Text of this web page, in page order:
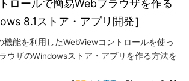
ロールで簡易Webブラウザを作る
8.1ストア・アプリ開発］
能を利用したWebViewコントロールを使っ
ウザのWindowsストア・アプリを作る方法を